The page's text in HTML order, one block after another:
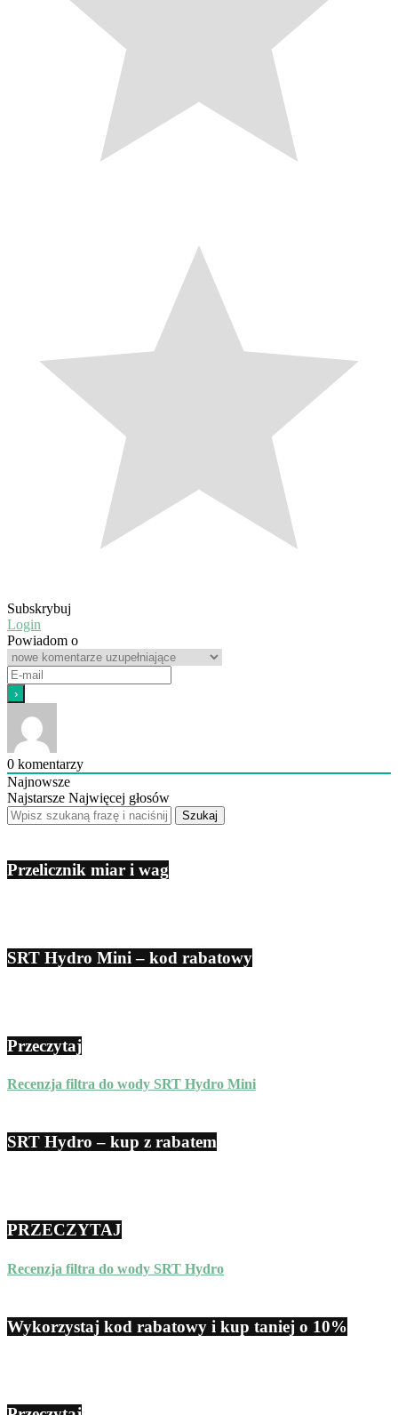
Subskrybuj
Login
Powiadom o
0 komentarzy
Najnowsze
Najstarsze Najwięcej głosów
Przelicznik miar i wag
SRT Hydro Mini – kod rabatowy
Przeczytaj
Recenzja filtra do wody SRT Hydro Mini
SRT Hydro – kup z rabatem
PRZECZYTAJ
Recenzja filtra do wody SRT Hydro
Wykorzystaj kod rabatowy i kup taniej o 10%